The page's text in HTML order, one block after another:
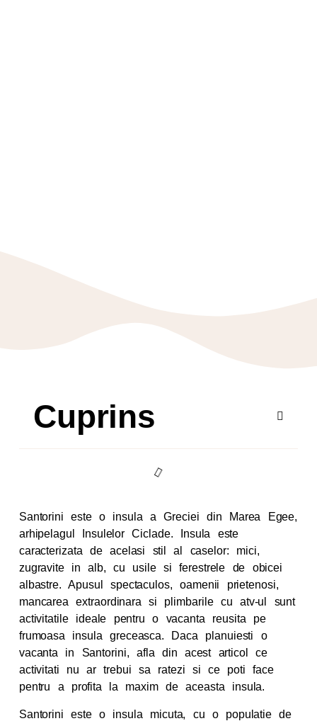
Cuprins
Santorini este o insula a Greciei din Marea Egee,
arhipelagul Insulelor Ciclade. Insula este
caracterizata de acelasi stil al caselor: mici,
zugravite in alb, cu usile si ferestrele de obicei
albastre. Apusul spectaculos, oamenii prietenosi,
mancarea extraordinara si plimbarile cu atv-ul sunt
activitatile ideale pentru o vacanta reusita pe
frumoasa insula greceasca. Daca planuiesti o
vacanta in Santorini, afla din acest articol ce
activitati nu ar trebui sa ratezi si ce poti face
pentru a profita la maxim de aceasta insula.
Santorini este o insula micuta, cu o populatie de